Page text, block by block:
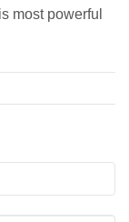
most powerful